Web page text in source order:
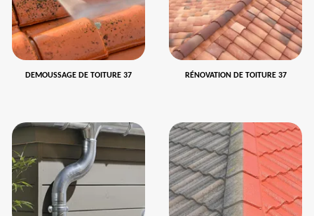
DEMOUSSAGE DE TOITURE 37 RÉNOVATION DE TOITURE 37